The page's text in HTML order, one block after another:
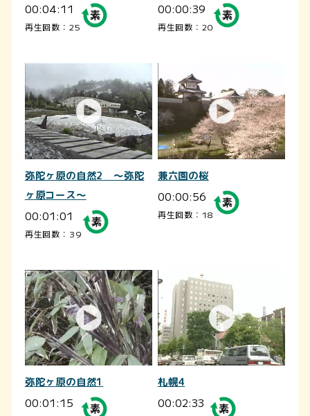
00:04:11
再生回数：25
00:00:39
再生回数：20
弥陀ヶ原の自然2 ～弥陀
ヶ原コース～
00:01:01
再生回数：39
兼六園の桜
00:00:56
再生回数：18
弥陀ヶ原の自然1
00:01:15
札幌4
00:02:33